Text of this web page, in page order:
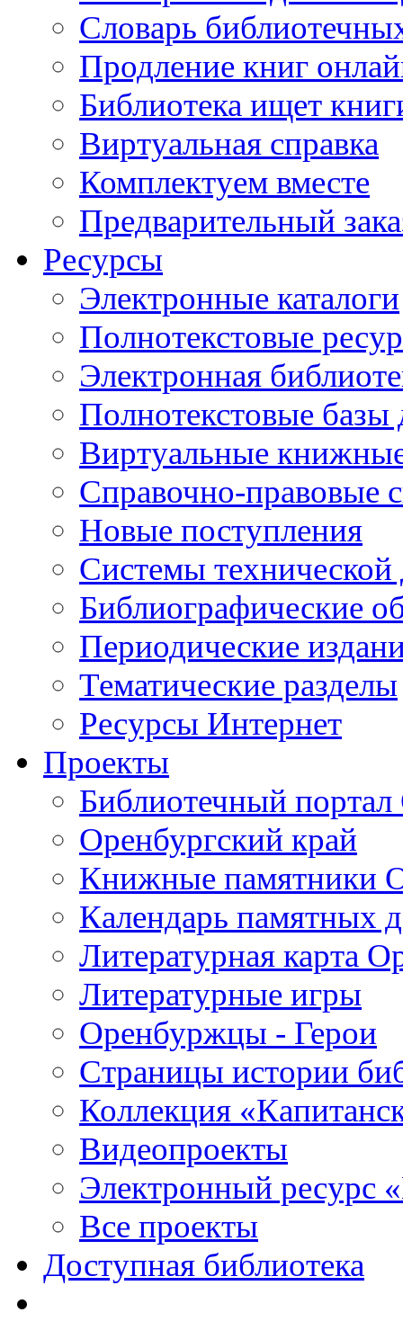
Словарь
Продление книг
Библиотека ищет
Виртуальная справка
Комплектуем вместе
Предварительный
Ресурсы
Электронные каталоги
Полнотекстовые
Электронная
Полнотекстовые
Виртуальные
Справочно-правовые
Новые поступления
Cистемы
Библиографические
Периодические
Тематические разделы
Ресурсы Интернет
Проекты
Библиотечный портал
Оренбургский край
Книжные памятники
Календарь памятных
Литературная карта
Литературные игры
Оренбуржцы - Герои
Страницы истории
Коллекция
Видеопроекты
Электронный ресурс
Все проекты
Доступная библиотека